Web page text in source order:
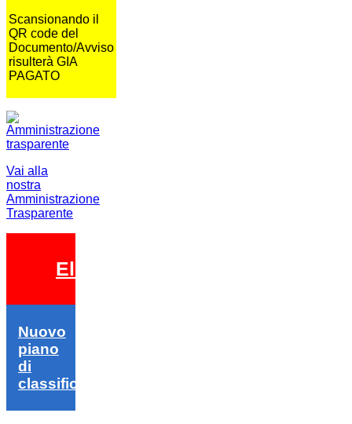
Scansionando il
QR code del
Documento/Avviso
risulterà GIA
PAGATO
Vai alla
nostra
Amministrazione
Trasparente
Elezioni 2026
Nuovo
piano
di
classifica